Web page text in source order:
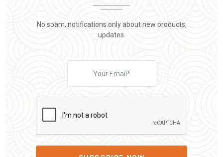
No spam, notifications only about new products,
updates.